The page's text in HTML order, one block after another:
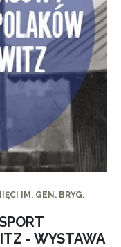
IM. GEN. BRYG.
- WYSTAWA